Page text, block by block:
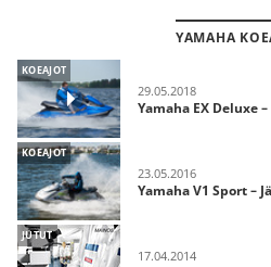
YAMAHA
KOEAJOT
29.05.2018
Yamaha EX Deluxe
KOEAJOT
23.05.2016
Yamaha V1 Sport –
JUTUT
17.04.2014